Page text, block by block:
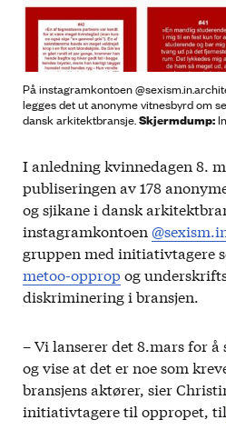
På instagramkontoen
legges det ut anonyme vitnesbyrd om
dansk arkitektbransje.Skjermdump:
I anledning kvinnedagen 8.
publiseringen av 178
og sjikane i dansk
instagramkontoen
gruppen med initiativtagere
metoo-oppropog
diskriminering i bransjen.
– Vi lanserer det 8.mars for
og vise at det er noe som
bransjens aktører, sier
initiativtagere til oppropet, til